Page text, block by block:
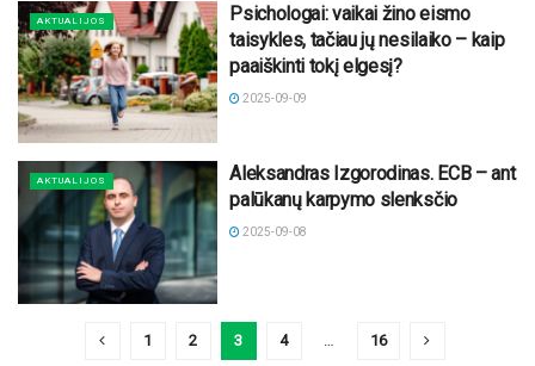
AKTUALIJOS
Psichologai: vaikai žino eismo
taisykles, tačiau jų nesilaiko – kaip
paaiškinti tokį elgesį?
2025-09-09
AKTUALIJOS
Aleksandras Izgorodinas. ECB – ant
palūkanų karpymo slenksčio
2025-09-08
1 2 3 4 16